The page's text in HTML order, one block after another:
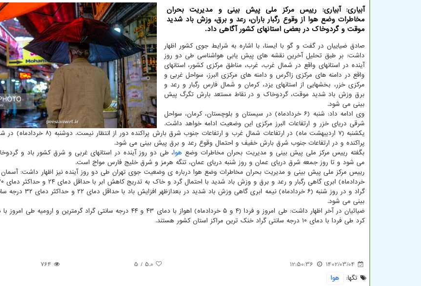
آبیاری: آبیاری: رییس مرکز ملی پیش بینی و مدیریت بحران
مخاطرات وضع هوا از وقوع رگبار باران، رعد و برق، وزش باد شدید
موقت و گردوخاک در بعضی استانهای کشور آگاهی داد.
صادق ضیاییان در گفت و گو با ایسنا، با اشاره به شرایط جوی کشور اظهار
داشت: بر طبق تحلیل آخرین نقشه های پیش یابی هواشناسی طی دو روز
آینده در استانهای واقع در شمال غرب، غرب، مناطق مرکزی کشور، استانهای
واقع در دامنه های مرکزی زاگرس و دامنه های مرکزی البرز، سواحل غربی و
مرکزی خزر، بخشهایی از استانهای یزد، کرمان و شمال فارس رگبار و رعد و
برق وزش باد شدید موقت، گردوخاک و در نقاط مستعد بارش تگرگ پیش
بینی می شود.
وی ادامه داد: شنبه (۶ خردادماه) در سیستان و بلوچستان، کرمان، سواحل
شرقی دریای خزر و ارتفاعات البرز مرکزی این وضعیت ادامه خواهد داشت.
یکشنبه (۷ اردیبهشت ماه) در ارتفاعات شمال غرب و ارتفاعات جنوب شرق
پراکنده و در ارتفاعات جنوب شرق بارش خفیف و احتمال وقوع رعد و برق پیش بینی می شود.
بگفته رییس مرکز ملی پیش بینی و مدیریت بحران مخاطرات وضع هوا، طی دو روز آینده در استانهای غربی و شرق کشور باد و
می شود و تا روز جمعه شرق دریای عمان و روز شنبه دریای عمان، تنگه هرمز و شرق خلیج فارس مواج است.
گراد و در روز شنبه (۶ خردادماه) نیمه ابری گاهی وزش
بینی می شود.
کرد طی فردا با دمای ۱۰ درجه سانتی گراد خنک ترین مراکز استان کشور هستند.
1402/03/04
12:50:36
5.0
/ 5
764
تگها:
هوا